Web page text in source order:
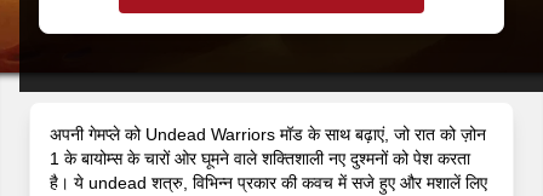
अपनी गेमप्ले को Undead Warriors मॉड के साथ बढ़ाएं, जो रात को ज़ोन
1 के बायोम्स के चारों ओर घूमने वाले शक्तिशाली नए दुश्मनों को पेश करता
है। ये undead शत्रु, विभिन्न प्रकार की कवच में सजे हुए और मशालें लिए